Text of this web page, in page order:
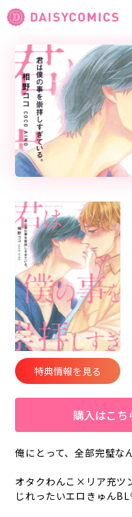
特典情報を見る
購入はこち
俺にとって、全部完璧な
オタクわんこ×リア充ツ
じれったいエロきゅん